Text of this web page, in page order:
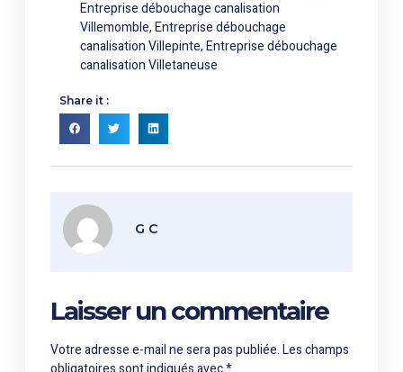
Entreprise débouchage canalisation
Villemomble,Entreprise débouchage
canalisation Villepinte,Entreprise débouchage
canalisation Villetaneuse
Share it :
G C
Laisser un commentaire
Votre adresse e-mail ne sera pas publiée.Les champs